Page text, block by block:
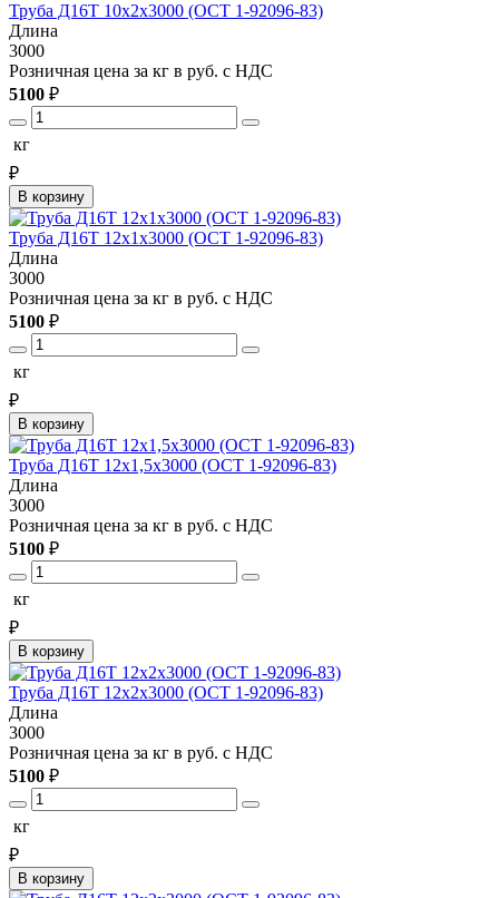
Труба Д16Т 10х2х3000 (ОСТ 1-92096-83)
Длина
3000
Розничная цена за кг в руб. с НДС
5100 ₽
кг
₽
В корзину
Труба Д16Т 12х1х3000 (ОСТ 1-92096-83)
Длина
3000
Розничная цена за кг в руб. с НДС
5100 ₽
кг
₽
В корзину
Труба Д16Т 12х1,5х3000 (ОСТ 1-92096-83)
Длина
3000
Розничная цена за кг в руб. с НДС
5100 ₽
кг
₽
В корзину
Труба Д16Т 12х2х3000 (ОСТ 1-92096-83)
Длина
3000
Розничная цена за кг в руб. с НДС
5100 ₽
кг
₽
В корзину